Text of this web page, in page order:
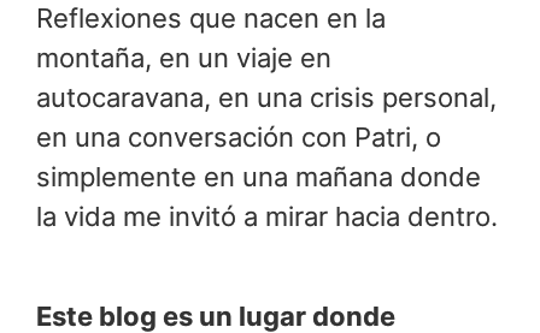
Reflexiones que nacen en la
montaña, en un viaje en
autocaravana, en una crisis personal,
en una conversación con Patri, o
simplemente en una mañana donde
la vida me invitó a mirar hacia dentro.
Este blog es un lugar donde